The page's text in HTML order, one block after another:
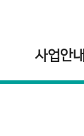
사업안내